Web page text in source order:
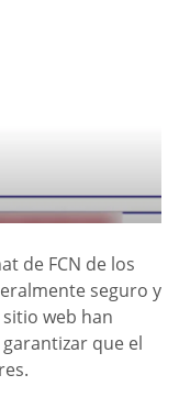
de FCN de los
seguro y
web han
que el